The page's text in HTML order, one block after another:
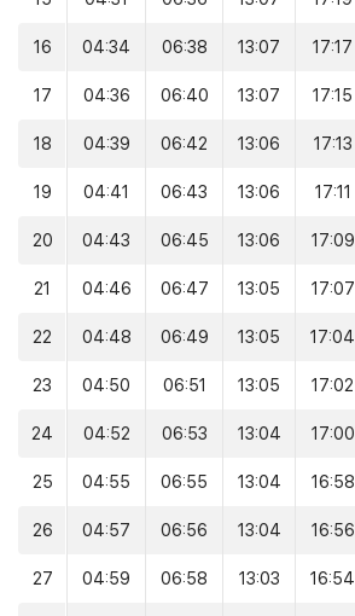
16 04:34 06:38 13:07 17:17
17 04:36 06:40 13:07 17:15
18 04:39 06:42 13:06 17:13
19 04:41 06:43 13:06 17:11
20 04:43 06:45 13:06 17:09
21 04:46 06:47 13:05 17:07
22 04:48 06:49 13:05 17:04
23 04:50 06:51 13:05 17:02
24 04:52 06:53 13:04 17:00
25 04:55 06:55 13:04 16:58
26 04:57 06:56 13:04 16:56
27 04:59 06:58 13:03 16:54